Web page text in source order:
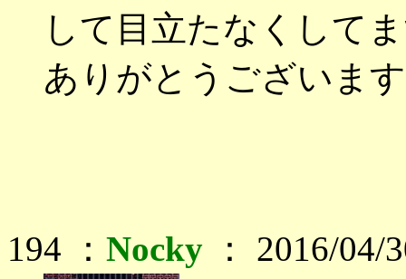
して目立たなくして
ありがとうございま
194 ： Nocky ： 2016/